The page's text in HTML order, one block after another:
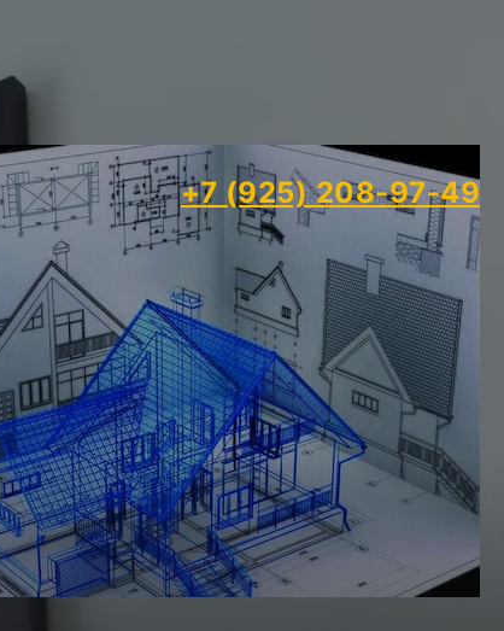
+7 (925) 208-97-49